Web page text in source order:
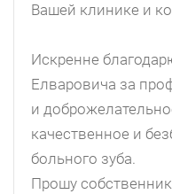
Вашей клинике и
Искренне
Елваровича за
и
качественное и
больного зуба.
Прошу